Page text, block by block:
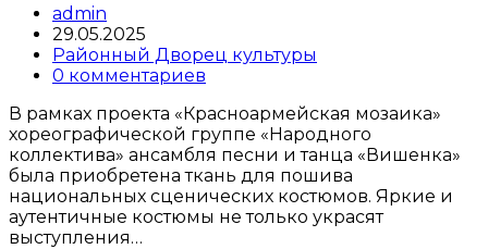
Post
author:
admin
Запись
опубликована:
29.05.2025
Post
category:
Районный Дворец культуры
Post
0 комментариев
В рамках проекта «Красноармейская мозаика»
хореографической группе «Народного
коллектива» ансамбля песни и танца «Вишенка»
была приобретена ткань для пошива
национальных сценических костюмов. Яркие и
аутентичные костюмы не только украсят
выступления…